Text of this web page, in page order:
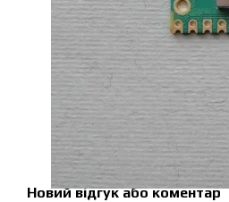
Новий відгук або коментар